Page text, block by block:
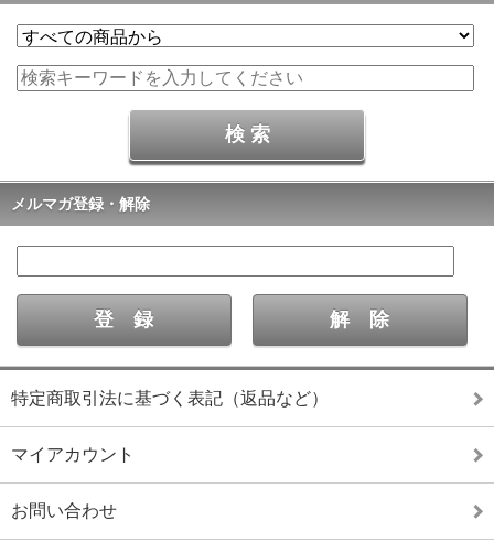
メルマガ登録・解除
特定商取引法に基づく表記（返品など）
マイアカウント
お問い合わせ